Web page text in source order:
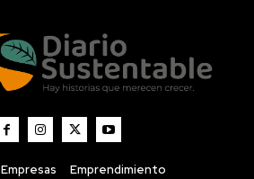
Empresas
Emprendimiento